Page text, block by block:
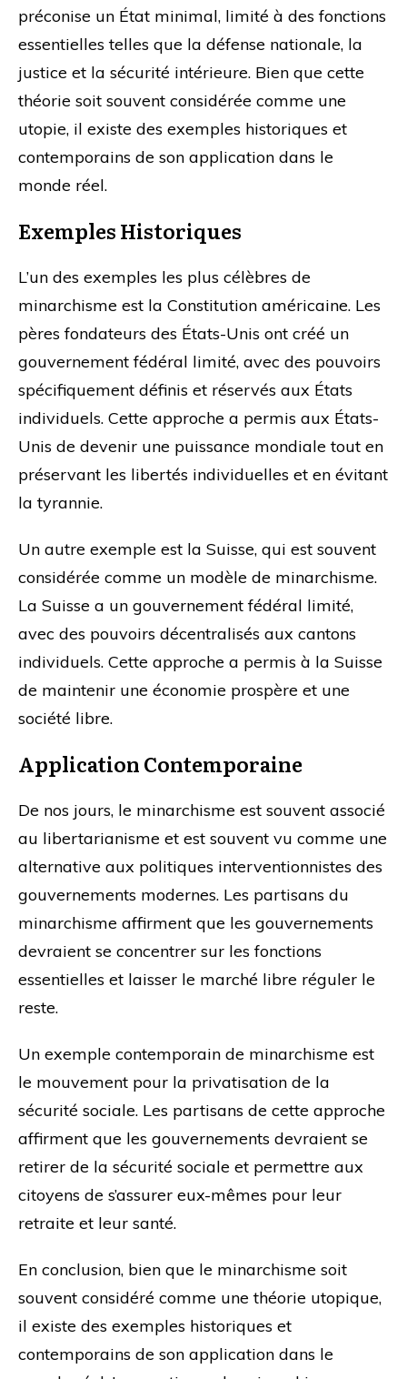
préconise un État minimal, limité à des fonctions
essentielles telles que la défense nationale, la
justice et la sécurité intérieure. Bien que cette
théorie soit souvent considérée comme une
utopie, il existe des exemples historiques et
contemporains de son application dans le
monde réel.
Exemples Historiques
L’un des exemples les plus célèbres de
minarchisme est la Constitution américaine. Les
pères fondateurs des États-Unis ont créé un
gouvernement fédéral limité, avec des pouvoirs
spécifiquement définis et réservés aux États
individuels. Cette approche a permis aux États-
Unis de devenir une puissance mondiale tout en
préservant les libertés individuelles et en évitant
la tyrannie.
Un autre exemple est la Suisse, qui est souvent
considérée comme un modèle de minarchisme.
La Suisse a un gouvernement fédéral limité,
avec des pouvoirs décentralisés aux cantons
individuels. Cette approche a permis à la Suisse
de maintenir une économie prospère et une
société libre.
Application Contemporaine
De nos jours, le minarchisme est souvent associé
au libertarianisme et est souvent vu comme une
alternative aux politiques interventionnistes des
gouvernements modernes. Les partisans du
minarchisme affirment que les gouvernements
devraient se concentrer sur les fonctions
essentielles et laisser le marché libre réguler le
reste.
Un exemple contemporain de minarchisme est
le mouvement pour la privatisation de la
sécurité sociale. Les partisans de cette approche
affirment que les gouvernements devraient se
retirer de la sécurité sociale et permettre aux
citoyens de s’assurer eux-mêmes pour leur
retraite et leur santé.
En conclusion, bien que le minarchisme soit
souvent considéré comme une théorie utopique,
il existe des exemples historiques et
contemporains de son application dans le